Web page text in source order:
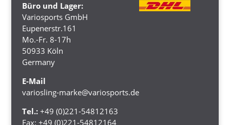
Büro und Lager:
Variosports GmbH
Eupenerstr.161
Mo.-Fr. 8-17h
50933 Köln
Germany
E-Mail
variosling-marke@variosports.de
Tel.: +49 (0)221-54812163
Fax: +49 (0)221-54812164